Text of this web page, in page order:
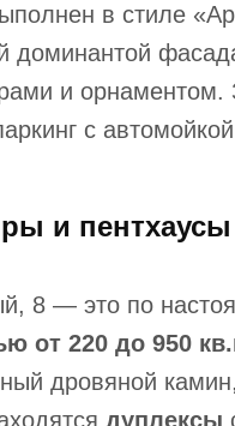
в стиле
доминантой
и
с
и
8 — это по
от 220 до 950
дровяной
дуплексы